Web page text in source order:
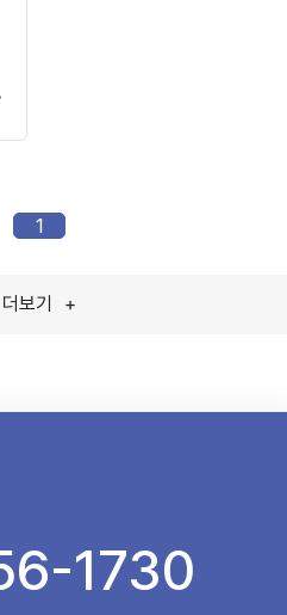
1
더보기 +
1730